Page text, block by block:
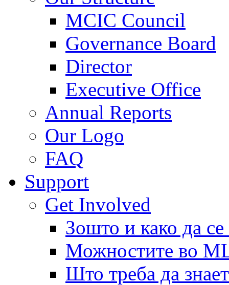
MCIC Council
Governance Board
Director
Executive Office
Annual Reports
Our Logo
FAQ
Support
Get Involved
Зошто и како да
Можностите во
Што треба да